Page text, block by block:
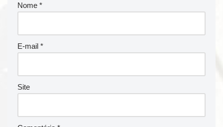
Nome *
E-mail *
Site